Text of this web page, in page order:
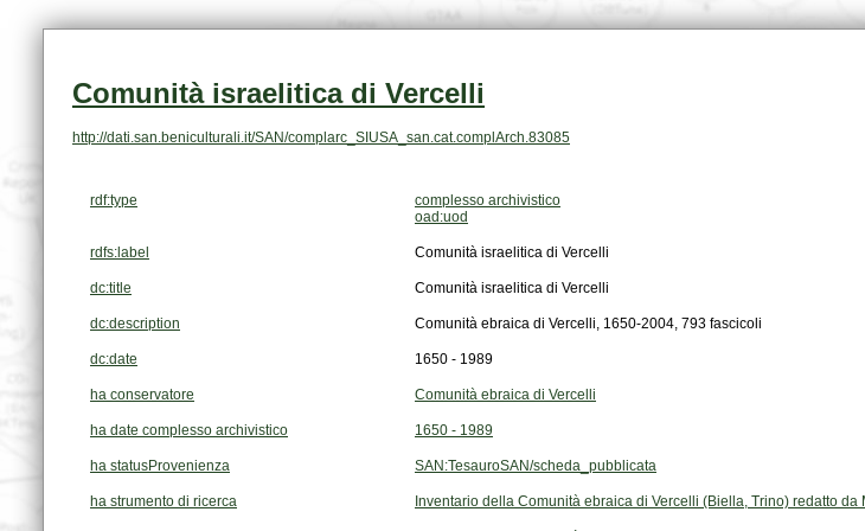
Comunità israelitica di Vercelli
http://dati.san.beniculturali.it/SAN/complarc_SIUSA_san.cat.complArch.83085
rdf:type
complesso archivistico
oad:uod
rdfs:label Comunità israelitica di Vercelli
dc:title Comunità israelitica di Vercelli
dc:description Comunità ebraica di Vercelli, 1650-2004, 793 fascicoli
dc:date 1650 - 1989
ha conservatore Comunità ebraica di Vercelli
ha date complesso archivistico 1650 - 1989
ha statusProvenienza SAN:TesauroSAN/scheda_pubblicata
ha strumento di ricerca Inventario della Comunità ebraica di Vercelli (Biella, Trino) redatto